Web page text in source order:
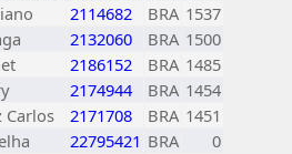
2114682 BRA 1537
2132060 BRA 1500
2186152 BRA 1485
2174944 BRA 1454
Carlos 2171708 BRA 1451
22795421 BRA
0